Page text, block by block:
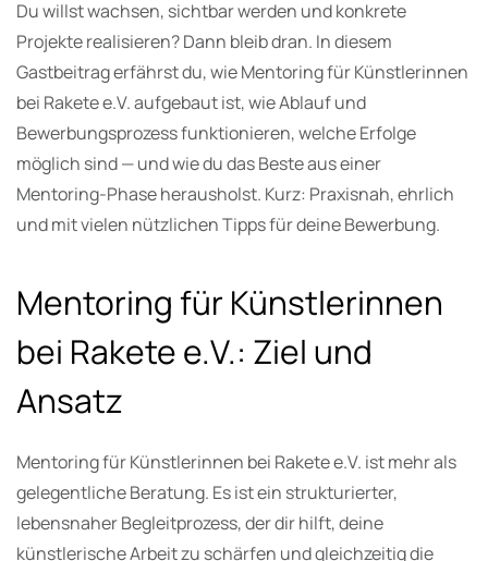
Du willst wachsen, sichtbar werden und konkrete
Projekte realisieren? Dann bleib dran. In diesem
Gastbeitrag erfährst du, wie Mentoring für Künstlerinnen
bei Rakete e.V. aufgebaut ist, wie Ablauf und
Bewerbungsprozess funktionieren, welche Erfolge
möglich sind — und wie du das Beste aus einer
Mentoring-Phase herausholst. Kurz: Praxisnah, ehrlich
und mit vielen nützlichen Tipps für deine Bewerbung.
Mentoring für Künstlerinnen
bei Rakete e.V.: Ziel und
Ansatz
Mentoring für Künstlerinnen bei Rakete e.V. ist mehr als
gelegentliche Beratung. Es ist ein strukturierter,
lebensnaher Begleitprozess, der dir hilft, deine
künstlerische Arbeit zu schärfen und gleichzeitig die